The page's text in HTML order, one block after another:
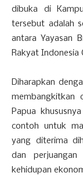
dibuka di
tersebut adalah
antara Yayasan
Rakyat Indonesia
Diharapkan
membangkitkan
Papua
contoh untuk
yang diterima
dan
kehidupan